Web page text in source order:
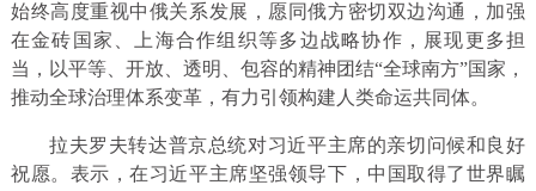
始终高度重视中俄关系发展，愿同俄方密切双边沟通，加强
在金砖国家、上海合作组织等多边战略协作，展现更多担
当，以平等、开放、透明、包容的精神团结“全球南方”国家，
推动全球治理体系变革，有力引领构建人类命运共同体。
拉夫罗夫转达普京总统对习近平主席的亲切问候和良好
祝愿。表示，在习近平主席坚强领导下，中国取得了世界瞩